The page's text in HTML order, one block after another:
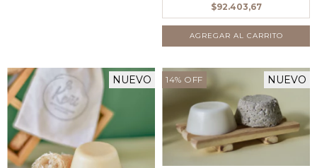
$92.403,67
NUEVO 14% OFF NUEVO